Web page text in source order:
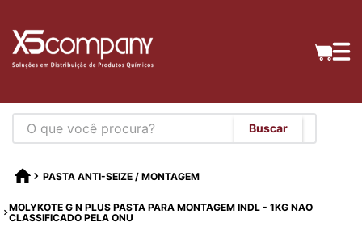
PASTA ANTI-SEIZE / MONTAGEM
MOLYKOTE G N PLUS PASTA PARA MONTAGEM INDL - 1KG NAO
CLASSIFICADO PELA ONU